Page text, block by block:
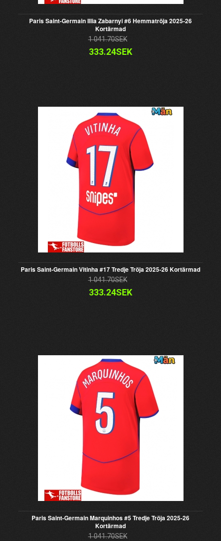
Paris Saint-Germain Illia Zabarnyi #6 Hemmatröja 2025-26
Kortärmad
1 041.70SEK
333.24SEK
Paris Saint-Germain Vitinha #17 Tredje Tröja 2025-26 Kortärmad
1 041.70SEK
333.24SEK
Paris Saint-Germain Marquinhos #5 Tredje Tröja 2025-26
Kortärmad
1 041.70SEK